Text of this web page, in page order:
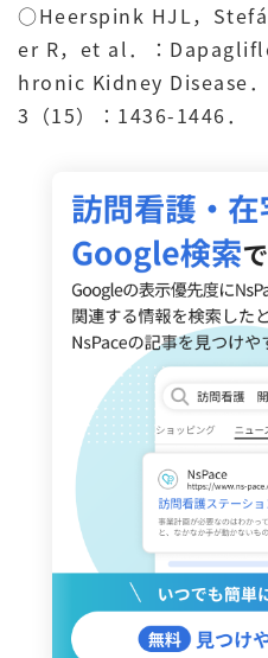
○Heerspink HJL，
er R，et al．：
hronic Kidney Disease
3（15）：1436-1446．